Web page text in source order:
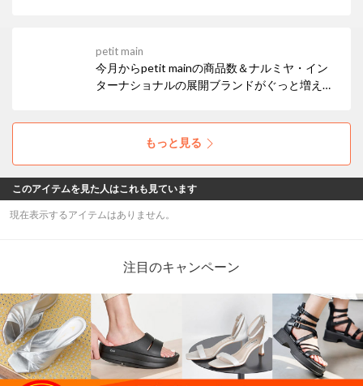
petit main
今月からpetit mainの商品数＆ナルミヤ・イン
ターナショナルの展開ブランドがぐっと増えま
もっと見る
このアイテムを見た人はこれも見ています
現在表示するアイテムはありません。
注目のキャンペーン